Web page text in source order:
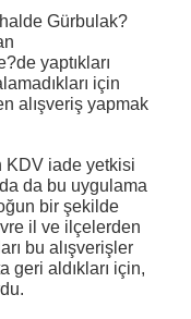
Gürbulak?
yaptıkları
için
alışveriş yapmak
KDV iade yetkisi
da bu uygulama
bir şekilde
il ve ilçelerden
bu alışverişler
geri aldıkları için,